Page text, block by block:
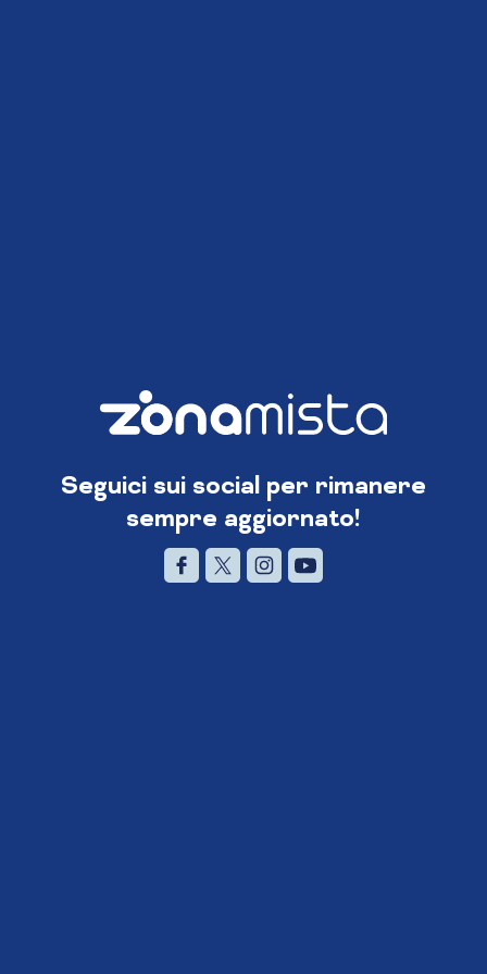
Seguici sui social per rimanere
sempre aggiornato!